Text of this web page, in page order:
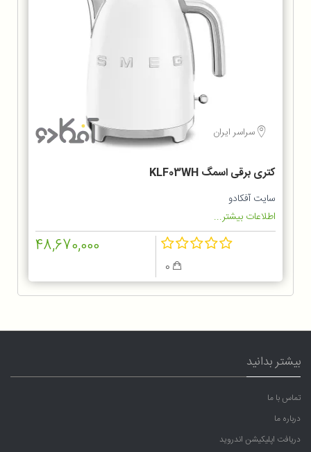
سراسر ایران
کتری برقی اسمگ KLF03WH
سایت آفکادو
اطلاعات بیشتر...
48,670,000
بیشتر بدانید
تماس با ما
درباره ما
دریافت اپلیکیشن اندروید